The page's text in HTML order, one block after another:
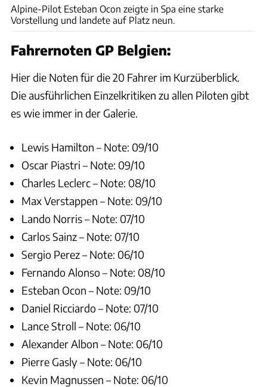
Alpine-Pilot Esteban Ocon zeigte in Spa eine starke
Vorstellung und landete auf Platz neun.
Fahrernoten GP Belgien:
Hier die Noten für die 20 Fahrer im Kurzüberblick.
Die ausführlichen Einzelkritiken zu allen Piloten gibt
es wie immer in der Galerie.
Lewis Hamilton – Note: 09/10
Oscar Piastri – Note: 09/10
Charles Leclerc – Note: 08/10
Max Verstappen – Note: 09/10
Lando Norris – Note: 07/10
Carlos Sainz – Note: 07/10
Sergio Perez – Note: 06/10
Fernando Alonso – Note: 08/10
Esteban Ocon – Note: 09/10
Daniel Ricciardo – Note: 07/10
Lance Stroll – Note: 06/10
Alexander Albon – Note: 06/10
Pierre Gasly – Note: 06/10
Kevin Magnussen – Note: 06/10